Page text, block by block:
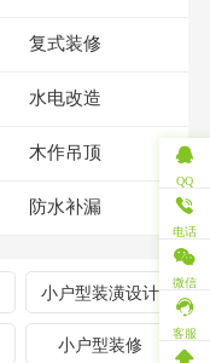
复式装修
水电改造
木作吊顶
防水补漏
小户型装潢设计
小户型装修
QQ
电话
微信
客服